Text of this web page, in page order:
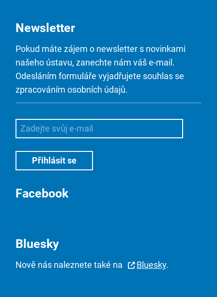
Newsletter
Pokud máte zájem o newsletter s novinkami
našeho ústavu, zanechte nám váš e-mail.
Odesláním formuláře vyjadřujete souhlas se
zpracováním osobních údajů.
Facebook
Bluesky
Nově nás naleznete také na Bluesky.